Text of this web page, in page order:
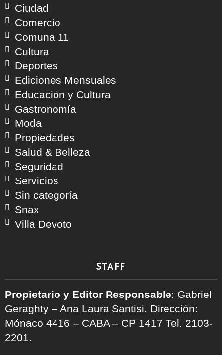
Ciudad
Comercio
Comuna 11
Cultura
Deportes
Ediciones Mensuales
Educación y Cultura
Gastronomía
Moda
Propiedades
Salud & Belleza
Seguridad
Servicios
Sin categoría
Snax
Villa Devoto
STAFF
Propietario y Editor Responsable: Gabriel
Geraghty – Ana Laura Santisi. Dirección:
Mónaco 4416 – CABA – CP 1417 Tel. 2103-
2201.